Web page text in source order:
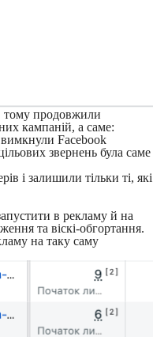
тому продовжили
кампаній, а саме:
Facebook
звернень була саме
і залишили тільки ті, які
в рекламу й на
та віскі-обгортання.
на таку саму